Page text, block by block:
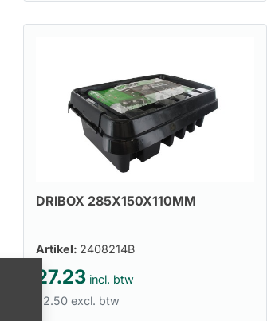
DRIBOX 285X150X110MM
Artikel: 2408214B
27.23 incl. btw
22.50 excl. btw